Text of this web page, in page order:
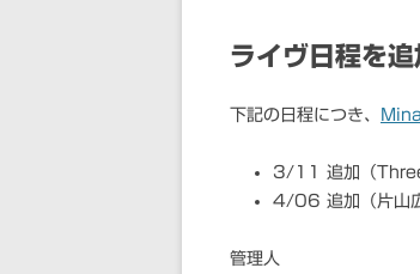
ライヴ日程を
下記の日程につき、
3/11 追加（
4/06 追加（片山広
管理人